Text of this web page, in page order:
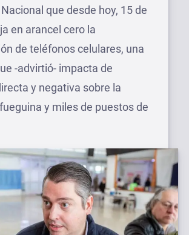
que desde hoy, 15 de
en arancel cero la
de teléfonos celulares, una
-advirtió- impacta de
y negativa sobre la
y miles de puestos de